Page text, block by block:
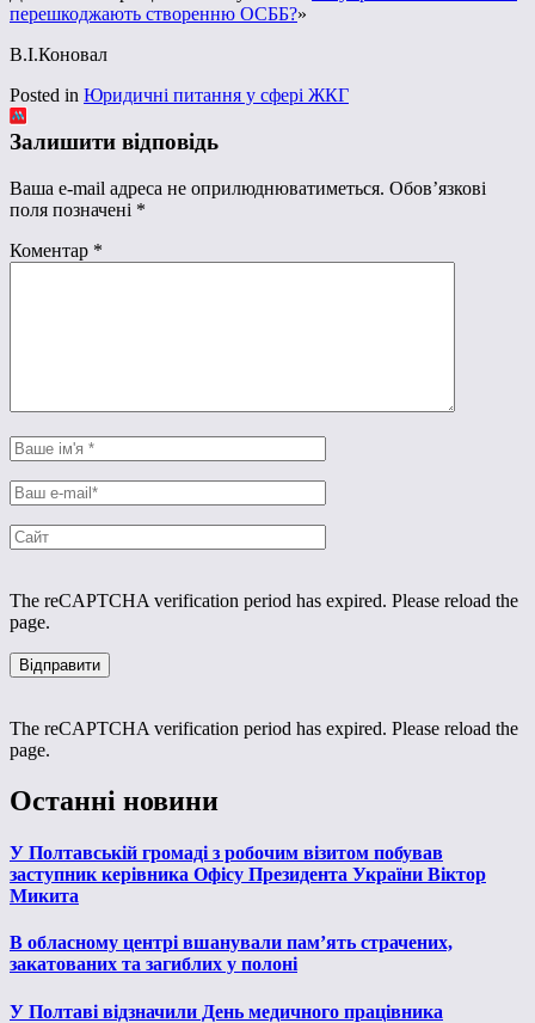
перешкоджають створенню ОСББ?»
В.І.Коновал
Posted in Юридичні питання у сфері ЖКГ
Залишити відповідь
Ваша e-mail адреса не оприлюднюватиметься. Обов’язкові
поля позначені *
Коментар *
The reCAPTCHA verification period has expired. Please reload the
page.
The reCAPTCHA verification period has expired. Please reload the
page.
Останні новини
У Полтавській громаді з робочим візитом побував
заступник керівника Офісу Президента України Віктор
Микита
В обласному центрі вшанували пам’ять страчених,
закатованих та загиблих у полоні
У Полтаві відзначили День медичного працівника